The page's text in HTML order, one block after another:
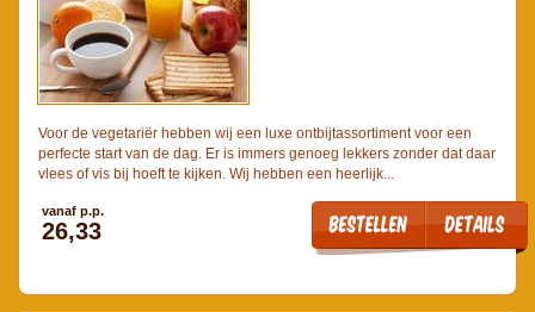
Voor de vegetariër hebben wij een luxe ontbijtassortiment voor een
perfecte start van de dag. Er is immers genoeg lekkers zonder dat daar
vlees of vis bij hoeft te kijken. Wij hebben een heerlijk...
vanaf p.p.
26,33